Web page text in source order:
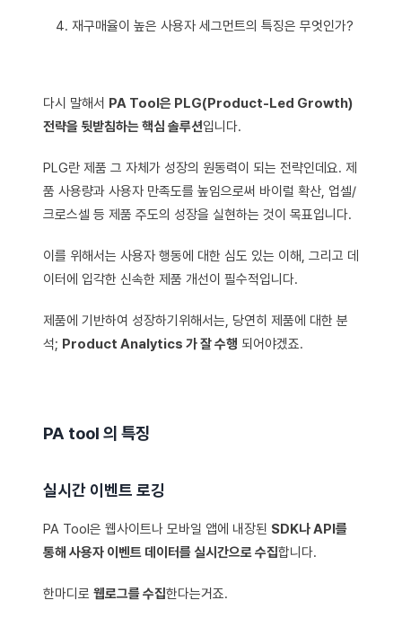
재구매율이 높은 사용자 세그먼트의 특징은 무엇인가?
다시 말해서 PA Tool은 PLG(Product-Led Growth)
전략을 뒷받침하는 핵심 솔루션입니다.
PLG란 제품 그 자체가 성장의 원동력이 되는 전략인데요. 제
품 사용량과 사용자 만족도를 높임으로써 바이럴 확산, 업셀/
크로스셀 등 제품 주도의 성장을 실현하는 것이 목표입니다.
이를 위해서는 사용자 행동에 대한 심도 있는 이해, 그리고 데
이터에 입각한 신속한 제품 개선이 필수적입니다.
제품에 기반하여 성장하기위해서는, 당연히 제품에 대한 분
석; Product Analytics 가 잘 수행 되어야겠죠.
PA tool 의 특징
실시간 이벤트 로깅
PA Tool은 웹사이트나 모바일 앱에 내장된 SDK나 API를
통해 사용자 이벤트 데이터를 실시간으로 수집합니다.
한마디로 웹로그를 수집한다는거죠.